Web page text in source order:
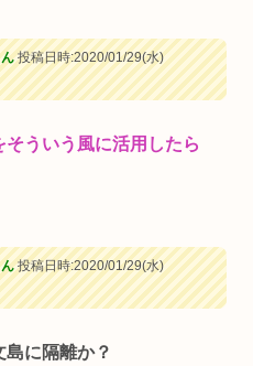
投稿日時:2020/01/29(水)
そういう風に活用したら
投稿日時:2020/01/29(水)
島に隔離か？